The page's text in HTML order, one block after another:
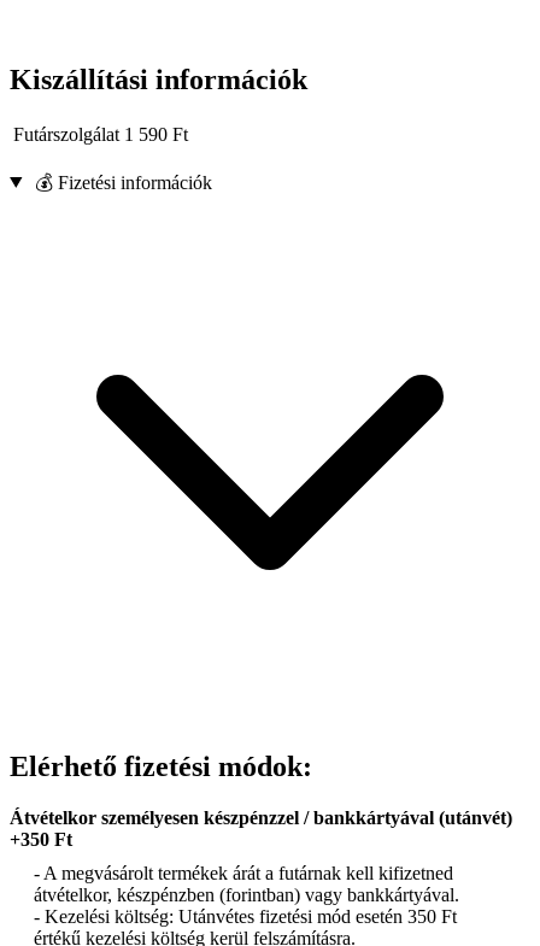
Kiszállítási információk
Futárszolgálat 1 590 Ft
💰 Fizetési információk
Elérhető fizetési módok:
Átvételkor személyesen készpénzzel / bankkártyával (utánvét)
+350 Ft
- A megvásárolt termékek árát a futárnak kell kifizetned
átvételkor, készpénzben (forintban) vagy bankkártyával.
- Kezelési költség: Utánvétes fizetési mód esetén 350 Ft
értékű kezelési költség kerül felszámításra.